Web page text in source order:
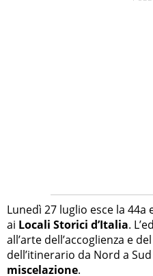
Lunedì 27 luglio esce la
ai Locali Storici d’Italia.
all’arte dell’accoglienza e
dell’itinerario da Nord a
miscelazione.